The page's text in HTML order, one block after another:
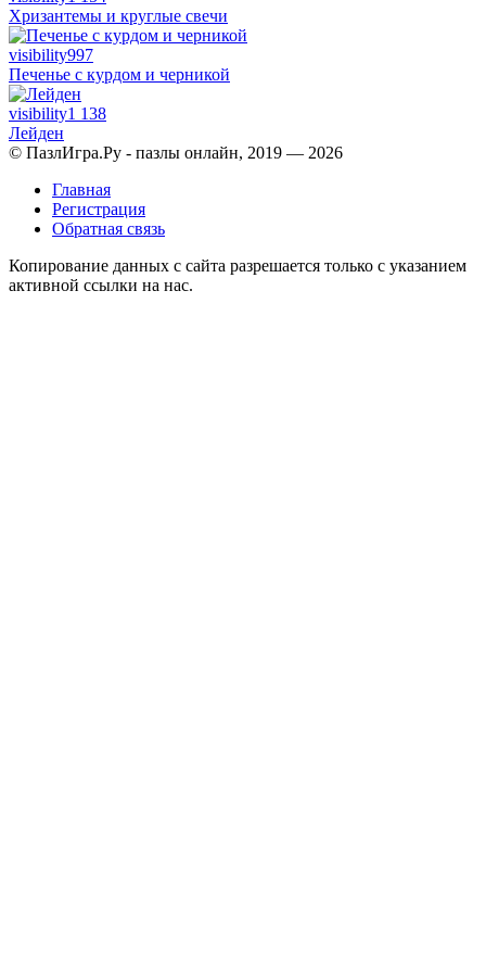
Хризантемы и круглые свечи
visibility997
Печенье с курдом и черникой
visibility1 138
Лейден
© ПазлИгра.Ру - пазлы онлайн, 2019 — 2026
Главная
Регистрация
Обратная связь
Копирование данных с сайта разрешается только с указанием
активной ссылки на нас.